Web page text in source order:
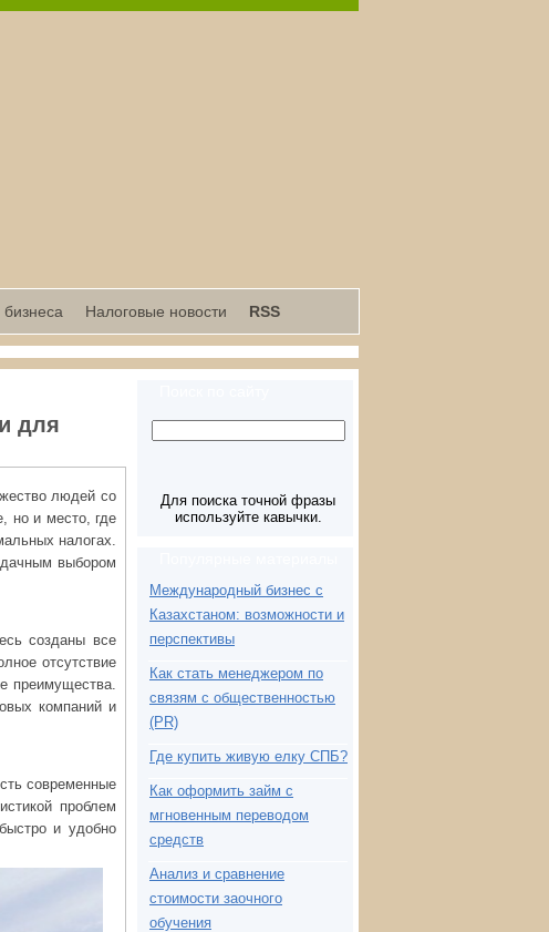
Налоговые новости RSS
для
людей со
но и место, где
налогах.
выбором
созданы все
отсутствие
преимущества.
компаний и
современные
проблем
и удобно
Для поиска точной фразы
используйте кавычки.
Международный бизнес с
Казахстаном: возможности и
перспективы
Как стать менеджером по
связям с общественностью
(PR)
Где купить живую елку СПБ?
Как оформить займ с
мгновенным переводом
средств
Анализ и сравнение
стоимости заочного
обучения